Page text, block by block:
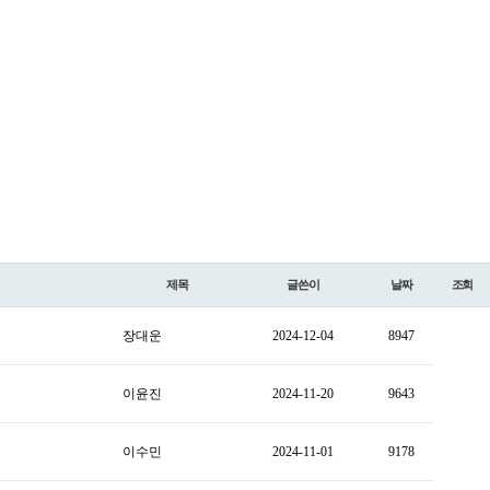
제목 글쓴이 날짜 조회
장대운 2024-12-04 8947
이윤진 2024-11-20 9643
이수민 2024-11-01 9178